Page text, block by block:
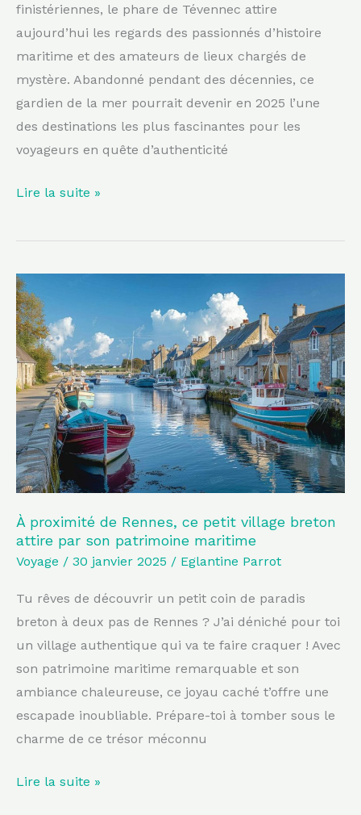
finistériennes, le phare de Tévennec attire
aujourd’hui les regards des passionnés d’histoire
maritime et des amateurs de lieux chargés de
mystère. Abandonné pendant des décennies, ce
gardien de la mer pourrait devenir en 2025 l’une
des destinations les plus fascinantes pour les
voyageurs en quête d’authenticité
Lire la suite »
À proximité de Rennes, ce petit village breton
attire par son patrimoine maritime
Voyage / 30 janvier 2025 / Eglantine Parrot
Tu rêves de découvrir un petit coin de paradis
breton à deux pas de Rennes ? J’ai déniché pour toi
un village authentique qui va te faire craquer ! Avec
son patrimoine maritime remarquable et son
ambiance chaleureuse, ce joyau caché t’offre une
escapade inoubliable. Prépare-toi à tomber sous le
charme de ce trésor méconnu
À
proximité
de
Rennes,
ce
petit
village
breton
attire
par
son
patrimoine
maritime
Lire la suite »